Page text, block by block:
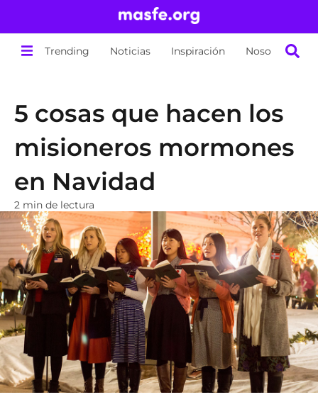
Trending Noticias Inspiración Nosotros
5 cosas que hacen los
misioneros mormones
en Navidad
2 min de lectura